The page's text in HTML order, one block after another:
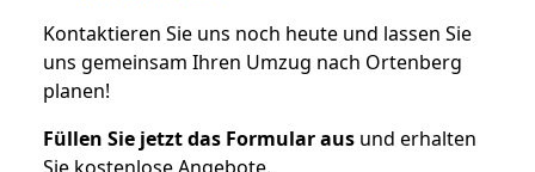
Kontaktieren Sie uns noch heute und lassen Sie
uns gemeinsam Ihren Umzug nach Ortenberg
planen!
Füllen Sie jetzt das Formular aus und erhalten
Sie kostenlose Angebote.